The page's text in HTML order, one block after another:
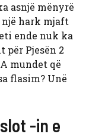
asnjë mënyrë
një hark mjaft
ende nuk ka
për Pjesën 2
mundet që
flasim? Unë
-in e